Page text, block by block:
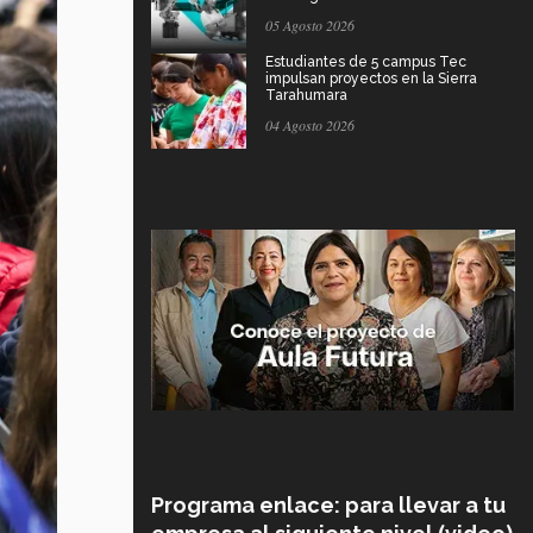
05 Agosto 2026
Estudiantes de 5 campus Tec
impulsan proyectos en la Sierra
Tarahumara
04 Agosto 2026
Programa enlace: para llevar a tu